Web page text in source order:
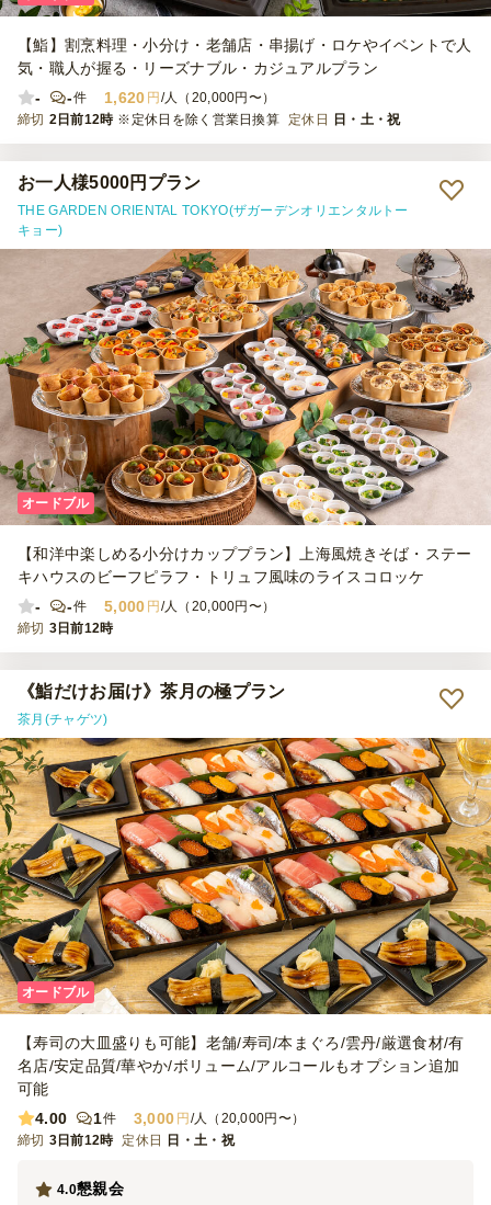
【鮨】割烹料理・小分け・老舗店・串揚げ・ロケやイベントで人
気・職人が握る・リーズナブル・カジュアルプラン
-
-件 1,620 円 /人（20,000円〜）
締切 2日前12時 ※定休日を除く営業日換算 定休日 日・土・祝
お一人様5000円プラン
THE GARDEN ORIENTAL TOKYO(ザガーデンオリエンタルトー
キョー)
オードブル
【和洋中楽しめる小分けカッププラン】上海風焼きそば・ステー
キハウスのビーフピラフ・トリュフ風味のライスコロッケ
-
-件 5,000 円 /人（20,000円〜）
締切 3日前12時
《鮨だけお届け》茶月の極プラン
茶月(チャゲツ)
オードブル
【寿司の大皿盛りも可能】老舗/寿司/本まぐろ/雲丹/厳選食材/有
名店/安定品質/華やか/ボリューム/アルコールもオプション追加
可能
4.00
1件 3,000 円 /人（20,000円〜）
締切 3日前12時 定休日 日・土・祝
懇親会
4.0